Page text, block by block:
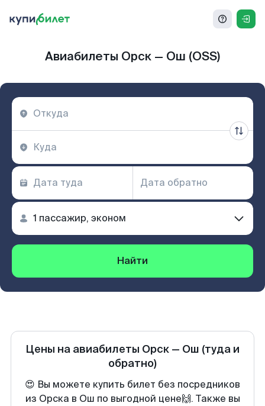
Авиабилеты Орск — Ош (OSS)
Найти
Цены на авиабилеты Орск — Ош (туда и
обратно)
😍 Вы можете купить билет без посредников
из Орска в Ош по выгодной цене🙌. Также вы